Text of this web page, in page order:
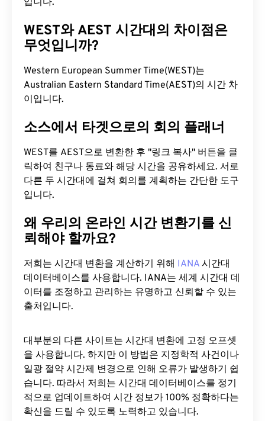
입니다.
WEST와 AEST 시간대의 차이점은
무엇입니까?
Western European Summer Time(WEST)는
Australian Eastern Standard Time(AEST)의 시간 차
이입니다.
소스에서 타겟으로의 회의 플래너
WEST를 AEST으로 변환한 후 "링크 복사" 버튼을 클
릭하여 친구나 동료와 해당 시간을 공유하세요. 서로
다른 두 시간대에 걸쳐 회의를 계획하는 간단한 도구
입니다.
왜 우리의 온라인 시간 변환기를 신
뢰해야 할까요?
저희는 시간대 변환을 계산하기 위해 IANA 시간대
데이터베이스를 사용합니다. IANA는 세계 시간대 데
이터를 조정하고 관리하는 유명하고 신뢰할 수 있는
출처입니다.
대부분의 다른 사이트는 시간대 변환에 ​​고정 오프셋
을 사용합니다. 하지만 이 방법은 지정학적 사건이나
일광 절약 시간제 변경으로 인해 오류가 발생하기 쉽
습니다. 따라서 저희는 시간대 데이터베이스를 정기
적으로 업데이트하여 시간 정보가 100% 정확하다는
확신을 드릴 수 있도록 노력하고 있습니다.